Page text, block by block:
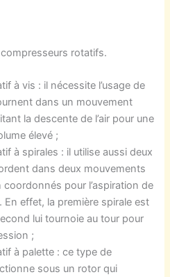
rotatifs.
à vis : il nécessite l’usage de
dans un mouvement
la descente de l’air pour une
élevé ;
à spirales : il utilise aussi deux
dans deux mouvements
pour l’aspiration de
En effet, la première spirale est
lui tournoie au tour pour
;
à palette : ce type de
sous un rotor qui